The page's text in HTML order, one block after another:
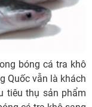
bóng cá tra khô
Quốc vẫn là khách
tiêu thụ sản phẩm